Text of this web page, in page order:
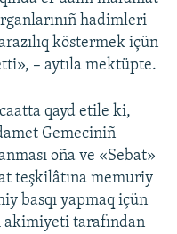
hadimleri
köstermek içün
– aytıla mektüpte.
qayd etile ki,
Gemeciniñ
oña ve «Sebat»
teşkilâtına memuriy
basqı yapmaq içün
akimiyeti tarafından